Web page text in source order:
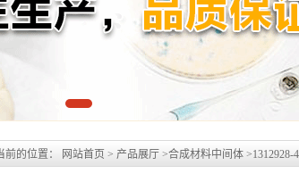
前的位置： 网站首页 > 产品展厅 >合成材料中间体 >